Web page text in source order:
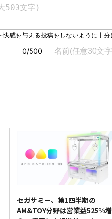
セガサミー、第1四半期の
AM&TOY分野は営業益525%増